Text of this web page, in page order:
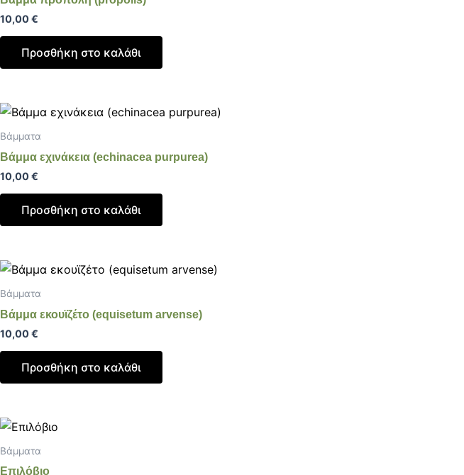
10,00€
Προσθήκη στο καλάθι
Βάμματα
Βάμμα εχινάκεια (echinacea purpurea)
10,00€
Προσθήκη στο καλάθι
Βάμματα
Βάμμα εκουϊζέτο (equisetum arvense)
10,00€
Προσθήκη στο καλάθι
Βάμματα
Επιλόβιο